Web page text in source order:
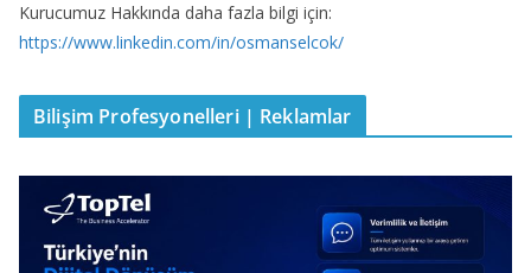
Kurucumuz Hakkında daha fazla bilgi için:
https://www.linkedin.com/in/osmanselcok/
Bilişim Profesyonelleri | Reklamlar